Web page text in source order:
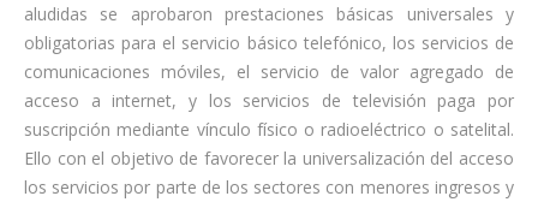
aludidas se aprobaron prestaciones básicas universales y
obligatorias para el servicio básico telefónico, los servicios de
comunicaciones móviles, el servicio de valor agregado de
acceso a internet, y los servicios de televisión paga por
suscripción mediante vínculo físico o radioeléctrico o satelital.
Ello con el objetivo de favorecer la universalización del acceso
los servicios por parte de los sectores con menores ingresos y